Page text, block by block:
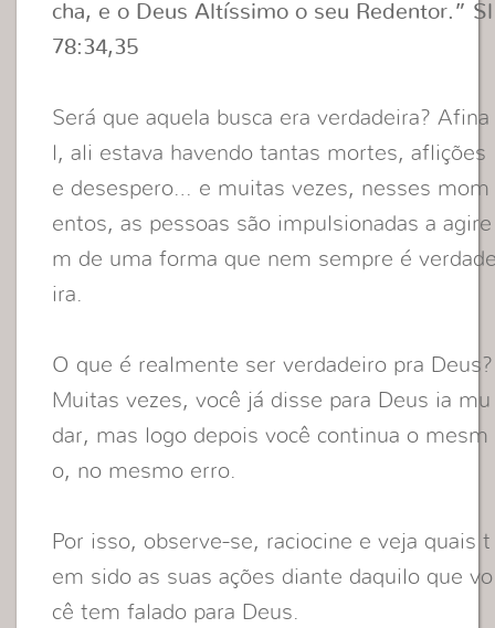
cha, e o Deus Altíssimo o seu Redentor.” Sl
78:34,35
Será que aquela busca era verdadeira? Afina
l, ali estava havendo tantas mortes, aflições
e desespero… e muitas vezes, nesses mom
entos, as pessoas são impulsionadas a agire
m de uma forma que nem sempre é
ira.
O que é realmente ser verdadeiro pra Deus?
Muitas vezes, você já disse para Deus ia mu
dar, mas logo depois você continua o mesm
o, no mesmo erro.
Por isso, observe-se, raciocine e veja quais t
em sido as suas ações diante daquilo que vo
cê tem falado para Deus.